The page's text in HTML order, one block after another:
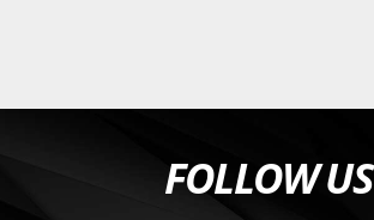
FOLLOW US